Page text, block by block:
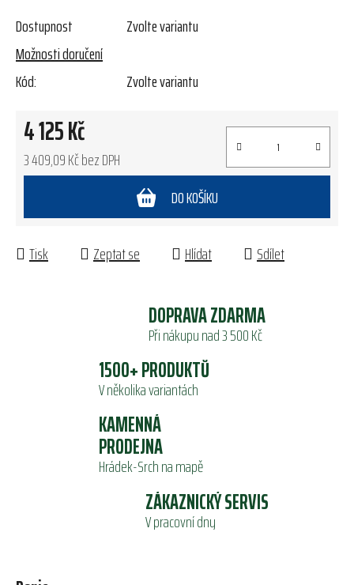
Dostupnost
Zvolte variantu
Možnosti doručení
Kód:
Zvolte variantu
4 125 Kč
3 409,09 Kč bez DPH
DO KOŠÍKU
Tisk Zeptat se Hlídat Sdílet
DOPRAVA ZDARMA
Při nákupu nad 3 500 Kč
1500+ PRODUKTŮ
V několika variantách
KAMENNÁ
PRODEJNA
Hrádek-Srch na mapě
ZÁKAZNICKÝ SERVIS
V pracovní dny